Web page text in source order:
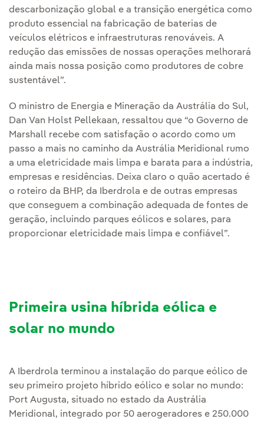
descarbonização global e a transição energética como
produto essencial na fabricação de baterias de
veículos elétricos e infraestruturas renováveis. A
redução das emissões de nossas operações melhorará
ainda mais nossa posição como produtores de cobre
sustentável”.
O ministro de Energia e Mineração da Austrália do Sul,
Dan Van Holst Pellekaan, ressaltou que “o Governo de
Marshall recebe com satisfação o acordo como um
passo a mais no caminho da Austrália Meridional rumo
a uma eletricidade mais limpa e barata para a indústria,
empresas e residências. Deixa claro o quão acertado é
o roteiro da BHP, da Iberdrola e de outras empresas
que conseguem a combinação adequada de fontes de
geração, incluindo parques eólicos e solares, para
proporcionar eletricidade mais limpa e confiável”.
Primeira usina híbrida eólica e
solar no mundo
A Iberdrola terminou a instalação do parque eólico de
seu primeiro projeto híbrido eólico e solar no mundo:
Port Augusta, situado no estado da Austrália
Meridional, integrado por 50 aerogeradores e 250.000